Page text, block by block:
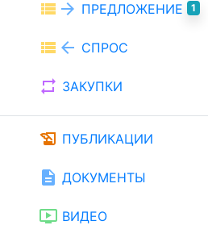
view_list arrow_forward ПРЕДЛОЖЕНИЕ 1
view_list arrow_back СПРОС
repeat ЗАКУПКИ
history_edu ПУБЛИКАЦИИ
description ДОКУМЕНТЫ
ondemand_video ВИДЕО